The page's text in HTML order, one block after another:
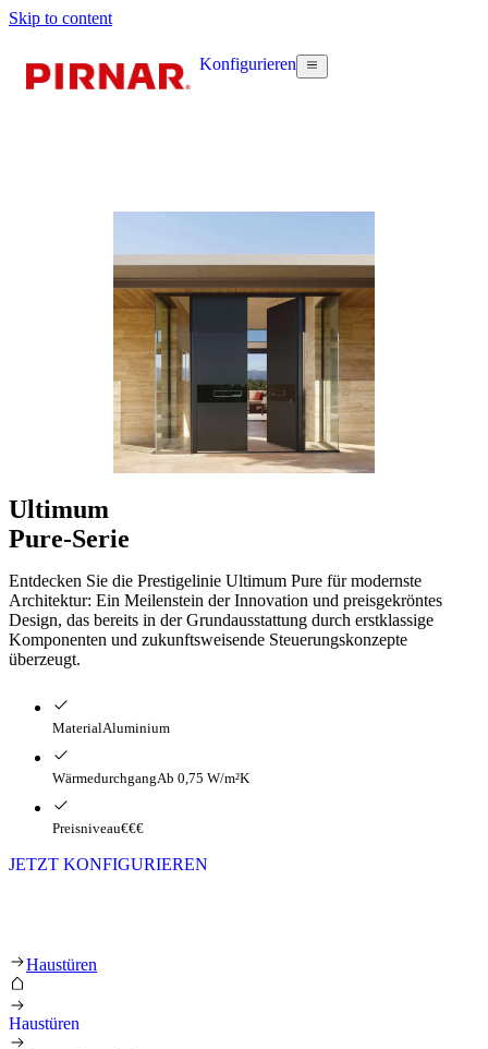
Skip to content
Konfigurieren
Ultimum
Pure-Serie
Entdecken Sie die Prestigelinie Ultimum Pure für modernste
Architektur: Ein Meilenstein der Innovation und preisgekröntes
Design, das bereits in der Grundausstattung durch erstklassige
Komponenten und zukunftsweisende Steuerungskonzepte
überzeugt.
MaterialAluminium
WärmedurchgangAb 0,75 W/m²K
Preisniveau€€€
JETZT KONFIGURIEREN
Ultimum Pure-Serie
Haustüren
Haustüren